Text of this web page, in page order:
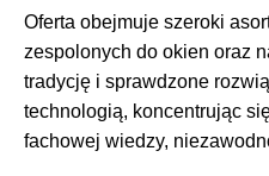
Oferta obejmuje szeroki
zespolonych do okien oraz
tradycję i sprawdzone
technologią, koncentrując
fachowej wiedzy,